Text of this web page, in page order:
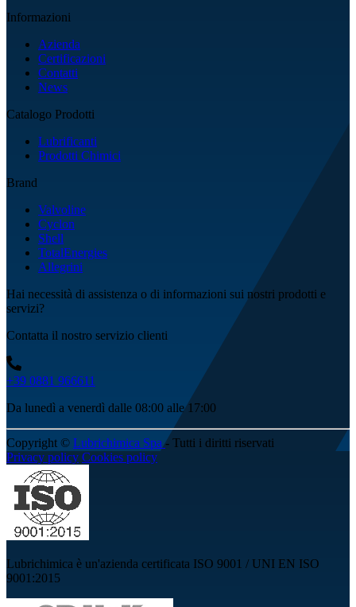
Informazioni
Azienda
Certificazioni
Contatti
News
Catalogo Prodotti
Lubrificanti
Prodotti Chimici
Brand
Valvoline
Cyclon
Shell
TotalEnergies
Allegrini
Hai necessità di assistenza o di informazioni sui nostri prodotti e
servizi?
Contatta il nostro servizio clienti
+39 0881 966611
Da lunedì a venerdì dalle 08:00 alle 17:00
Copyright © Lubrichimica Spa- Tutti i diritti riservati
Privacy policy Cookies policy
Lubrichimica è un'azienda certificata ISO 9001 / UNI EN ISO
9001:2015